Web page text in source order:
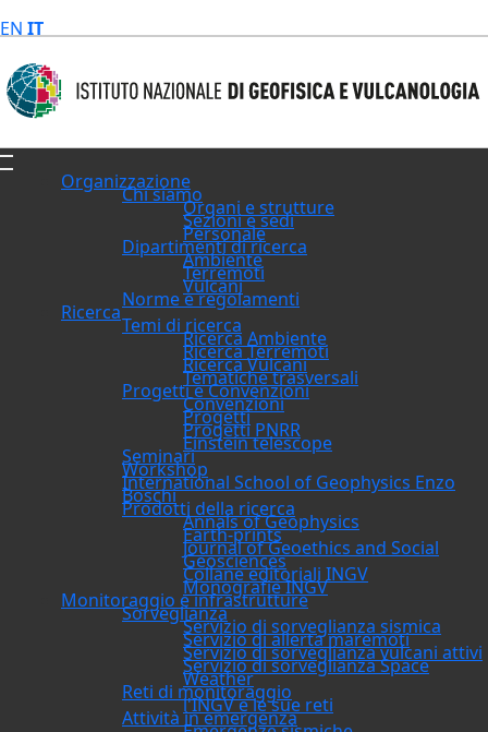
EN IT
Organizzazione
Chi siamo
Organi e strutture
Sezioni e sedi
Personale
Dipartimenti di ricerca
Ambiente
Terremoti
Vulcani
Norme e regolamenti
Ricerca
Temi di ricerca
Ricerca Ambiente
Ricerca Terremoti
Ricerca Vulcani
Tematiche trasversali
Progetti e Convenzioni
Convenzioni
Progetti
Progetti PNRR
Einstein telescope
Seminari
Workshop
International School of Geophysics Enzo
Boschi
Prodotti della ricerca
Annals of Geophysics
Earth-prints
Journal of Geoethics and Social
Geosciences
Collane editoriali INGV
Monografie INGV
Monitoraggio e infrastrutture
Sorveglianza
Servizio di sorveglianza sismica
Servizio di allerta maremoti
Servizio di sorveglianza vulcani attivi
Servizio di sorveglianza Space
Weather
Reti di monitoraggio
l'INGV e le sue reti
Attività in emergenza